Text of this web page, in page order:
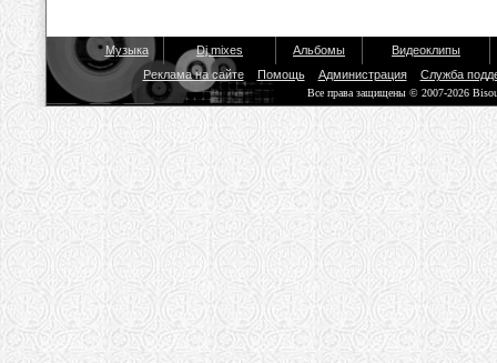
Музыка Dj mixes Альбомы
Видеоклипы
Реклама на сайте
Помощь Администрация Служба
Все права защищены © 2007-2026